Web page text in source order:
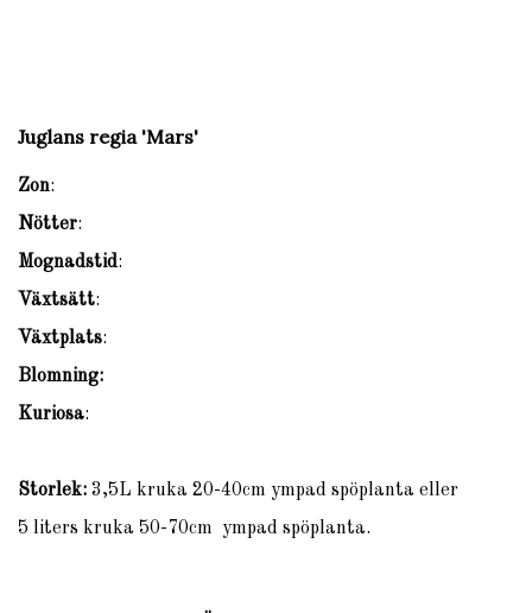
Juglans regia 'Mars'
Zon:
Nötter:
Mognadstid:
Växtsätt:
Växtplats:
Blomning:
Kuriosa:
Storlek: 3,5L kruka 20-40cm ympad spöplanta eller
5 liters kruka 50-70cm ympad spöplanta.